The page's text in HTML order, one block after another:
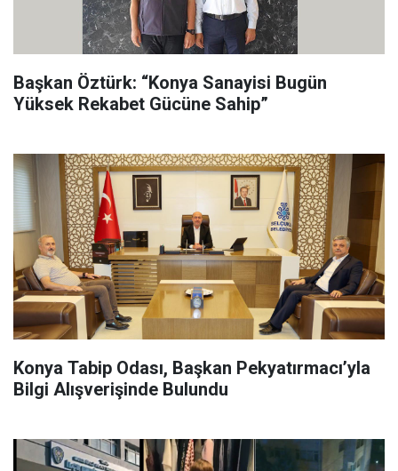
Başkan Öztürk: “Konya Sanayisi Bugün
Yüksek Rekabet Gücüne Sahip”
Konya Tabip Odası, Başkan Pekyatırmacı’yla
Bilgi Alışverişinde Bulundu